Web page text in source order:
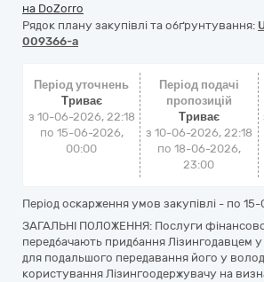
на DoZorro
Рядок плану закупівлі та обґрунтування:
009366-a
Період уточнень
Триває
з 10-06-2026, 22:18
по 15-06-2026,
00:00
Період подачі
пропозицій
Триває
з 10-06-2026, 22:18
по 18-06-2026,
23:00
Період оскарження умов закупівлі - по 15-
ЗАГАЛЬНІ ПОЛОЖЕННЯ: Послуги
передбачають придбання Лізингодавцем
для подальшого передавання його у
користування Лізингоодержувачу на